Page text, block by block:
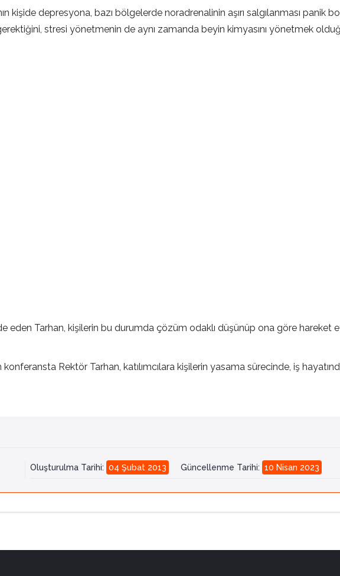
kişide depres­yona, bazı bölgelerde noradrenalinin aşırı salgılanması panik
stresi yönetmenin de aynı zamanda beyin kimyasını yönetmek
eden Tarhan, kişilerin bu durumda çözüm odaklı düşünüp ona göre hareket
Rektör Tarhan, katılımcılara kişilerin yasama sürecinde, iş
Oluşturulma Tarihi: 04 Şubat 2013 Güncellenme Tarihi: 10 Nisan 2023